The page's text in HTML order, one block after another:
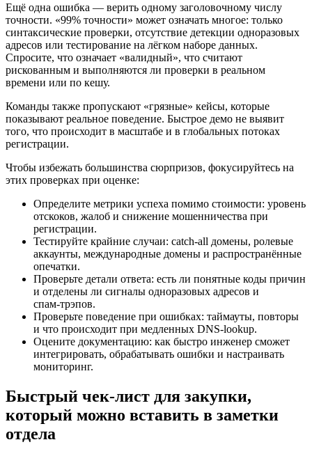
Ещё одна ошибка — верить одному заголовочному числу
точности. «99% точности» может означать многое: только
синтаксические проверки, отсутствие детекции одноразовых
адресов или тестирование на лёгком наборе данных.
Спросите, что означает «валидный», что считают
рискованным и выполняются ли проверки в реальном
времени или по кешу.
Команды также пропускают «грязные» кейсы, которые
показывают реальное поведение. Быстрое демо не выявит
того, что происходит в масштабе и в глобальных потоках
регистрации.
Чтобы избежать большинства сюрпризов, фокусируйтесь на
этих проверках при оценке:
Определите метрики успеха помимо стоимости: уровень
отскоков, жалоб и снижение мошенничества при
регистрации.
Тестируйте крайние случаи: catch‑all домены, ролевые
аккаунты, международные домены и распространённые
опечатки.
Проверьте детали ответа: есть ли понятные коды причин
и отделены ли сигналы одноразовых адресов и
спам‑трэпов.
Проверьте поведение при ошибках: таймауты, повторы
и что происходит при медленных DNS‑lookup.
Оцените документацию: как быстро инженер сможет
интегрировать, обрабатывать ошибки и настраивать
мониторинг.
Быстрый чек‑лист для закупки,
который можно вставить в заметки
отдела